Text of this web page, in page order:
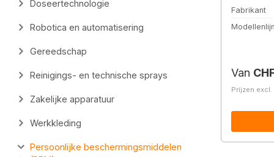
Doseertechnologie
Robotica en automatisering
Gereedschap
Reinigings- en technische sprays
Zakelijke apparatuur
Werkkleding
Persoonlijke beschermingsmiddelen
Fabrikant
Modellenlijn
Van
Prijzen